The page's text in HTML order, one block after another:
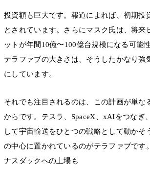
投資額も巨大です。報道によれば、初期投
とされています。さらにマスク氏は、将来
ットが年間10億〜100億台規模になる可能
テラファブの大きさは、そうしたかなり強
にしています。
それでも注目されるのは、この計画が単な
からです。テスラ、SpaceX、xAIをつなぎ
して宇宙輸送をひとつの戦略として動かそ
の中心に置かれているのがテラファブです
ナスダックへの上場も